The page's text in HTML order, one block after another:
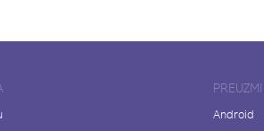
PREUZMI
Android